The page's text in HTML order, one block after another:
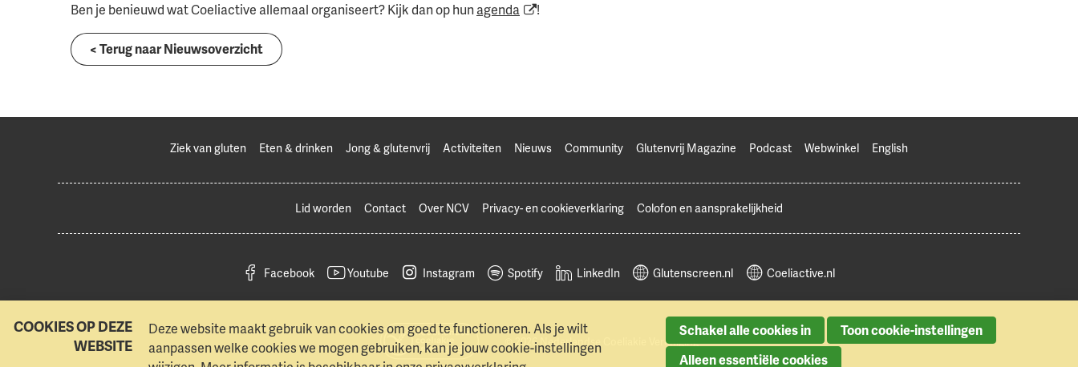
Ben je benieuwd wat Coeliactive allemaal organiseert? Kijk dan op hunagenda !
< Terug naar Nieuwsoverzicht
Ziek van gluten Eten & drinken Jong & glutenvrij Activiteiten Nieuws Community Glutenvrij Magazine Podcast Webwinkel English
Lid worden Contact Over NCV Privacy- en cookieverklaring Colofon en aansprakelijkheid
Facebook Youtube Instagram Spotify LinkedIn Glutenscreen.nl Coeliactive.nl
© 2026 Nederlandse Coeliakie Vereniging
COOKIES OP DEZE
WEBSITE
Deze website maakt gebruik van cookies om goed te functioneren. Als je wilt
aanpassen welke cookies we mogen gebruiken, kan je jouw cookie-instellingen
Schakel alle cookies in
Toon cookie-instellingen
Alleen essentiële cookies